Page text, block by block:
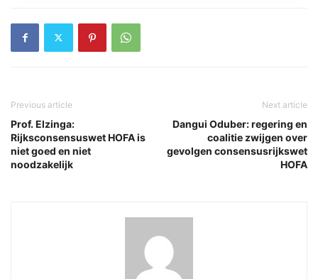
Previous article
Prof. Elzinga:
Rijksconsensuswet HOFA is
niet goed en niet
noodzakelijk
Next article
Dangui Oduber: regering en
coalitie zwijgen over
gevolgen consensusrijkswet
HOFA